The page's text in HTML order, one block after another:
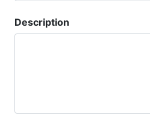
Description